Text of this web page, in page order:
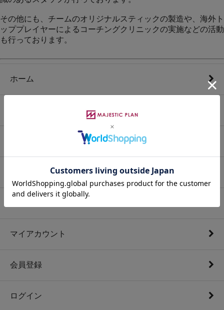
その他にも、チームのオリジナルスティックの製造や、海外ト
ッププレイヤーによるコーチングクリニックの実施などの活動
も行っております。
ホーム
特定商取引法に基づく表記
プライバシーポリシー
マイアカウント
会員登録
ログイン